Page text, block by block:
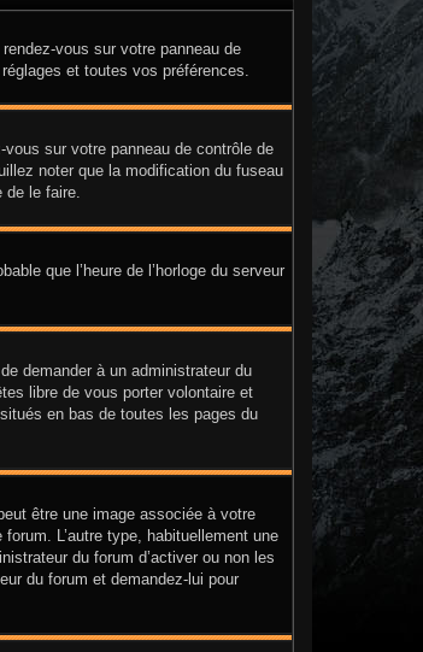
vous sur votre panneau de
et toutes vos préférences.
sur votre panneau de contrôle de
noter que la modification du fuseau
de le faire.
que l’heure de l’horloge du serveur
demander à un administrateur du
libre de vous porter volontaire et
en bas de toutes les pages du
être une image associée à votre
L’autre type, habituellement une
du forum d’activer ou non les
du forum et demandez-lui pour